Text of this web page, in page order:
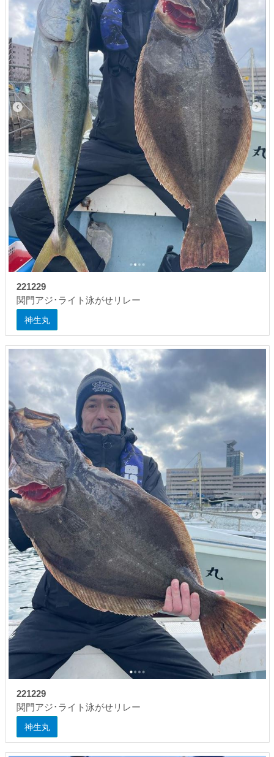
221229
関門アジ･ライト泳がせリレー
神生丸
221229
関門アジ･ライト泳がせリレー
神生丸